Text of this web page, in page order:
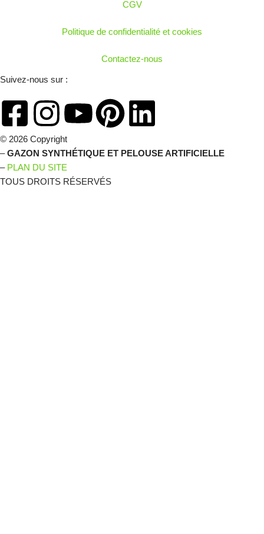
CGV
Politique de confidentialité et cookies
Contactez-nous
Suivez-nous sur :
© 2026 Copyright
–GAZON SYNTHÉTIQUE ET PELOUSE ARTIFICIELLE
– PLAN DU SITE
TOUS DROITS RÉSERVÉS